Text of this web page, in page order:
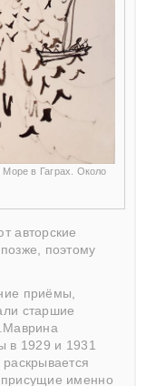
в Гаграх. Около
авторские
поэтому
приёмы,
старшие
в 1929 и 1931
присущие именно